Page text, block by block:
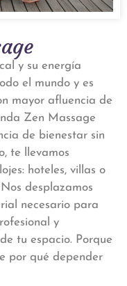
y su energía
el mundo y es
mayor afluencia de
Zen Massage
de bienestar sin
te llevamos
hoteles, villas o
desplazamos
necesario para
y
tu espacio. Porque
por qué depender